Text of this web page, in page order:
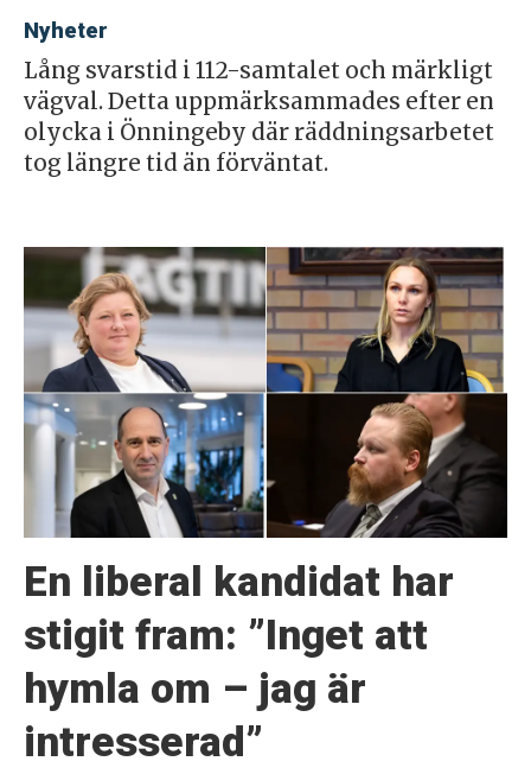
Nyheter
Lång svarstid i 112-samtalet och märkligt
vägval. Detta uppmärksammades efter en
olycka i Önningeby där räddningsarbetet
tog längre tid än förväntat.
En liberal kandidat har
stigit fram: ”Inget att
hymla om – jag är
intresserad”